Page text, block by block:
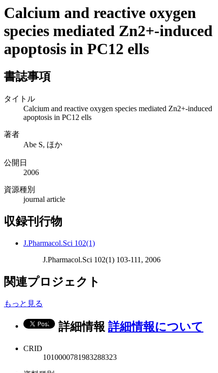
Calcium and reactive oxygen
species mediated Zn2+-induced
apoptosis in PC12 ells
書誌事項
タイトル
Calcium and reactive oxygen species mediated Zn2+-induced
apoptosis in PC12 ells
著者
Abe S, ほか
公開日
2006
資源種別
journal article
収録刊行物
J.Pharmacol.Sci 102(1)
J.Pharmacol.Sci 102(1) 103-111, 2006
関連プロジェクト
もっと見る
詳細情報 詳細情報について
CRID
1010000781983288323